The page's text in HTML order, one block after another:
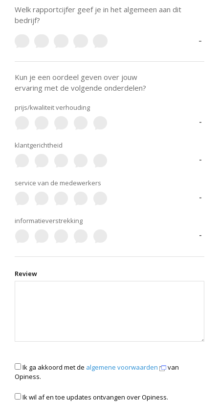
Welk rapportcijfer geef je in het algemeen aan dit
bedrijf?
-
Kun je een oordeel geven over jouw
ervaring met de volgende onderdelen?
prijs/kwaliteit verhouding
-
klantgerichtheid
-
service van de medewerkers
-
informatieverstrekking
-
Review
Ik ga akkoord met de algemene voorwaarden
van
Opiness.
Ik wil af en toe updates ontvangen over Opiness.